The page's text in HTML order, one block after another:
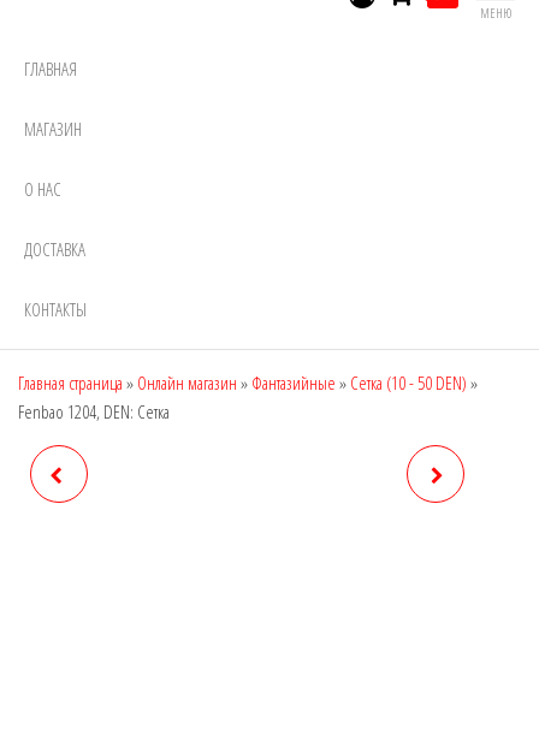
МЕНЮ
ГЛАВНАЯ
МАГАЗИН
О НАС
ДОСТАВКА
КОНТАКТЫ
Главная страница » Онлайн магазин » Фантазийные » Сетка (10 - 50 DEN) »
Fenbao 1204, DEN: Сетка
FENBAO 1202, DEN: СЕТКА